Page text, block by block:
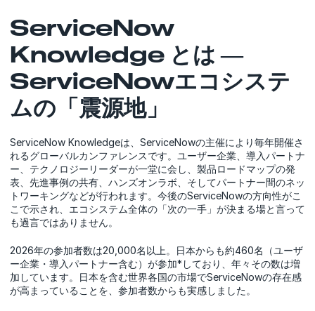
ServiceNow
Knowledge とは ―
ServiceNowエコシステ
ムの「震源地」
ServiceNow Knowledgeは、ServiceNowの主催により毎年開催さ
れるグローバルカンファレンスです。ユーザー企業、導入パートナ
ー、テクノロジーリーダーが一堂に会し、製品ロードマップの発
表、先進事例の共有、ハンズオンラボ、そしてパートナー間のネッ
トワーキングなどが行われます。今後のServiceNowの方向性がこ
こで示され、エコシステム全体の「次の一手」が決まる場と言って
も過言ではありません。
2026年の参加者数は20,000名以上。日本からも約460名（ユーザ
ー企業・導入パートナー含む）が参加*しており、年々その数は増
加しています。日本を含む世界各国の市場でServiceNowの存在感
が高まっていることを、参加者数からも実感しました。